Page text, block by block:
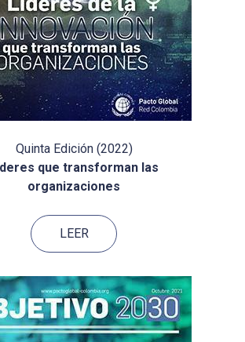
Quinta Edición (2022)
que transforman las
organizaciones
LEER